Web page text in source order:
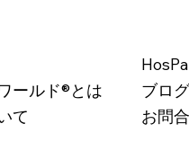
レシーブの世界へ：ポッシ
ワールドが映し出した私
の可能性（前編）
ールド®とは
て
HosPa
ブログ
お問